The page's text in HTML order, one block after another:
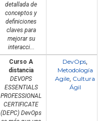
detallada de
conceptos y
definiciones
claves para
mejorar su
interacci...
Curso A
distancia
DEVOPS
ESSENTIALS
PROFESSIONAL
CERTIFICATE
(DEPC) DevOps
DevOps,
Metodología
Agile, Cultura
Ágil